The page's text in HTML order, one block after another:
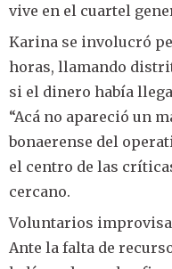
vive en el cuartel
Karina se involucró
horas, llamando
si el dinero había
“Acá no apareció un
bonaerense del
el centro de las
cercano.
Voluntarios
Ante la falta de